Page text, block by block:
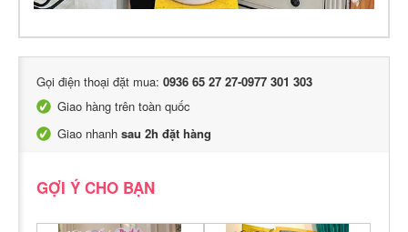
Gọi điện thoại đặt mua: 0936 65 27 27-0977 301 303
Giao hàng trên toàn quốc
Giao nhanh sau 2h đặt hàng
GỢI Ý CHO BẠN